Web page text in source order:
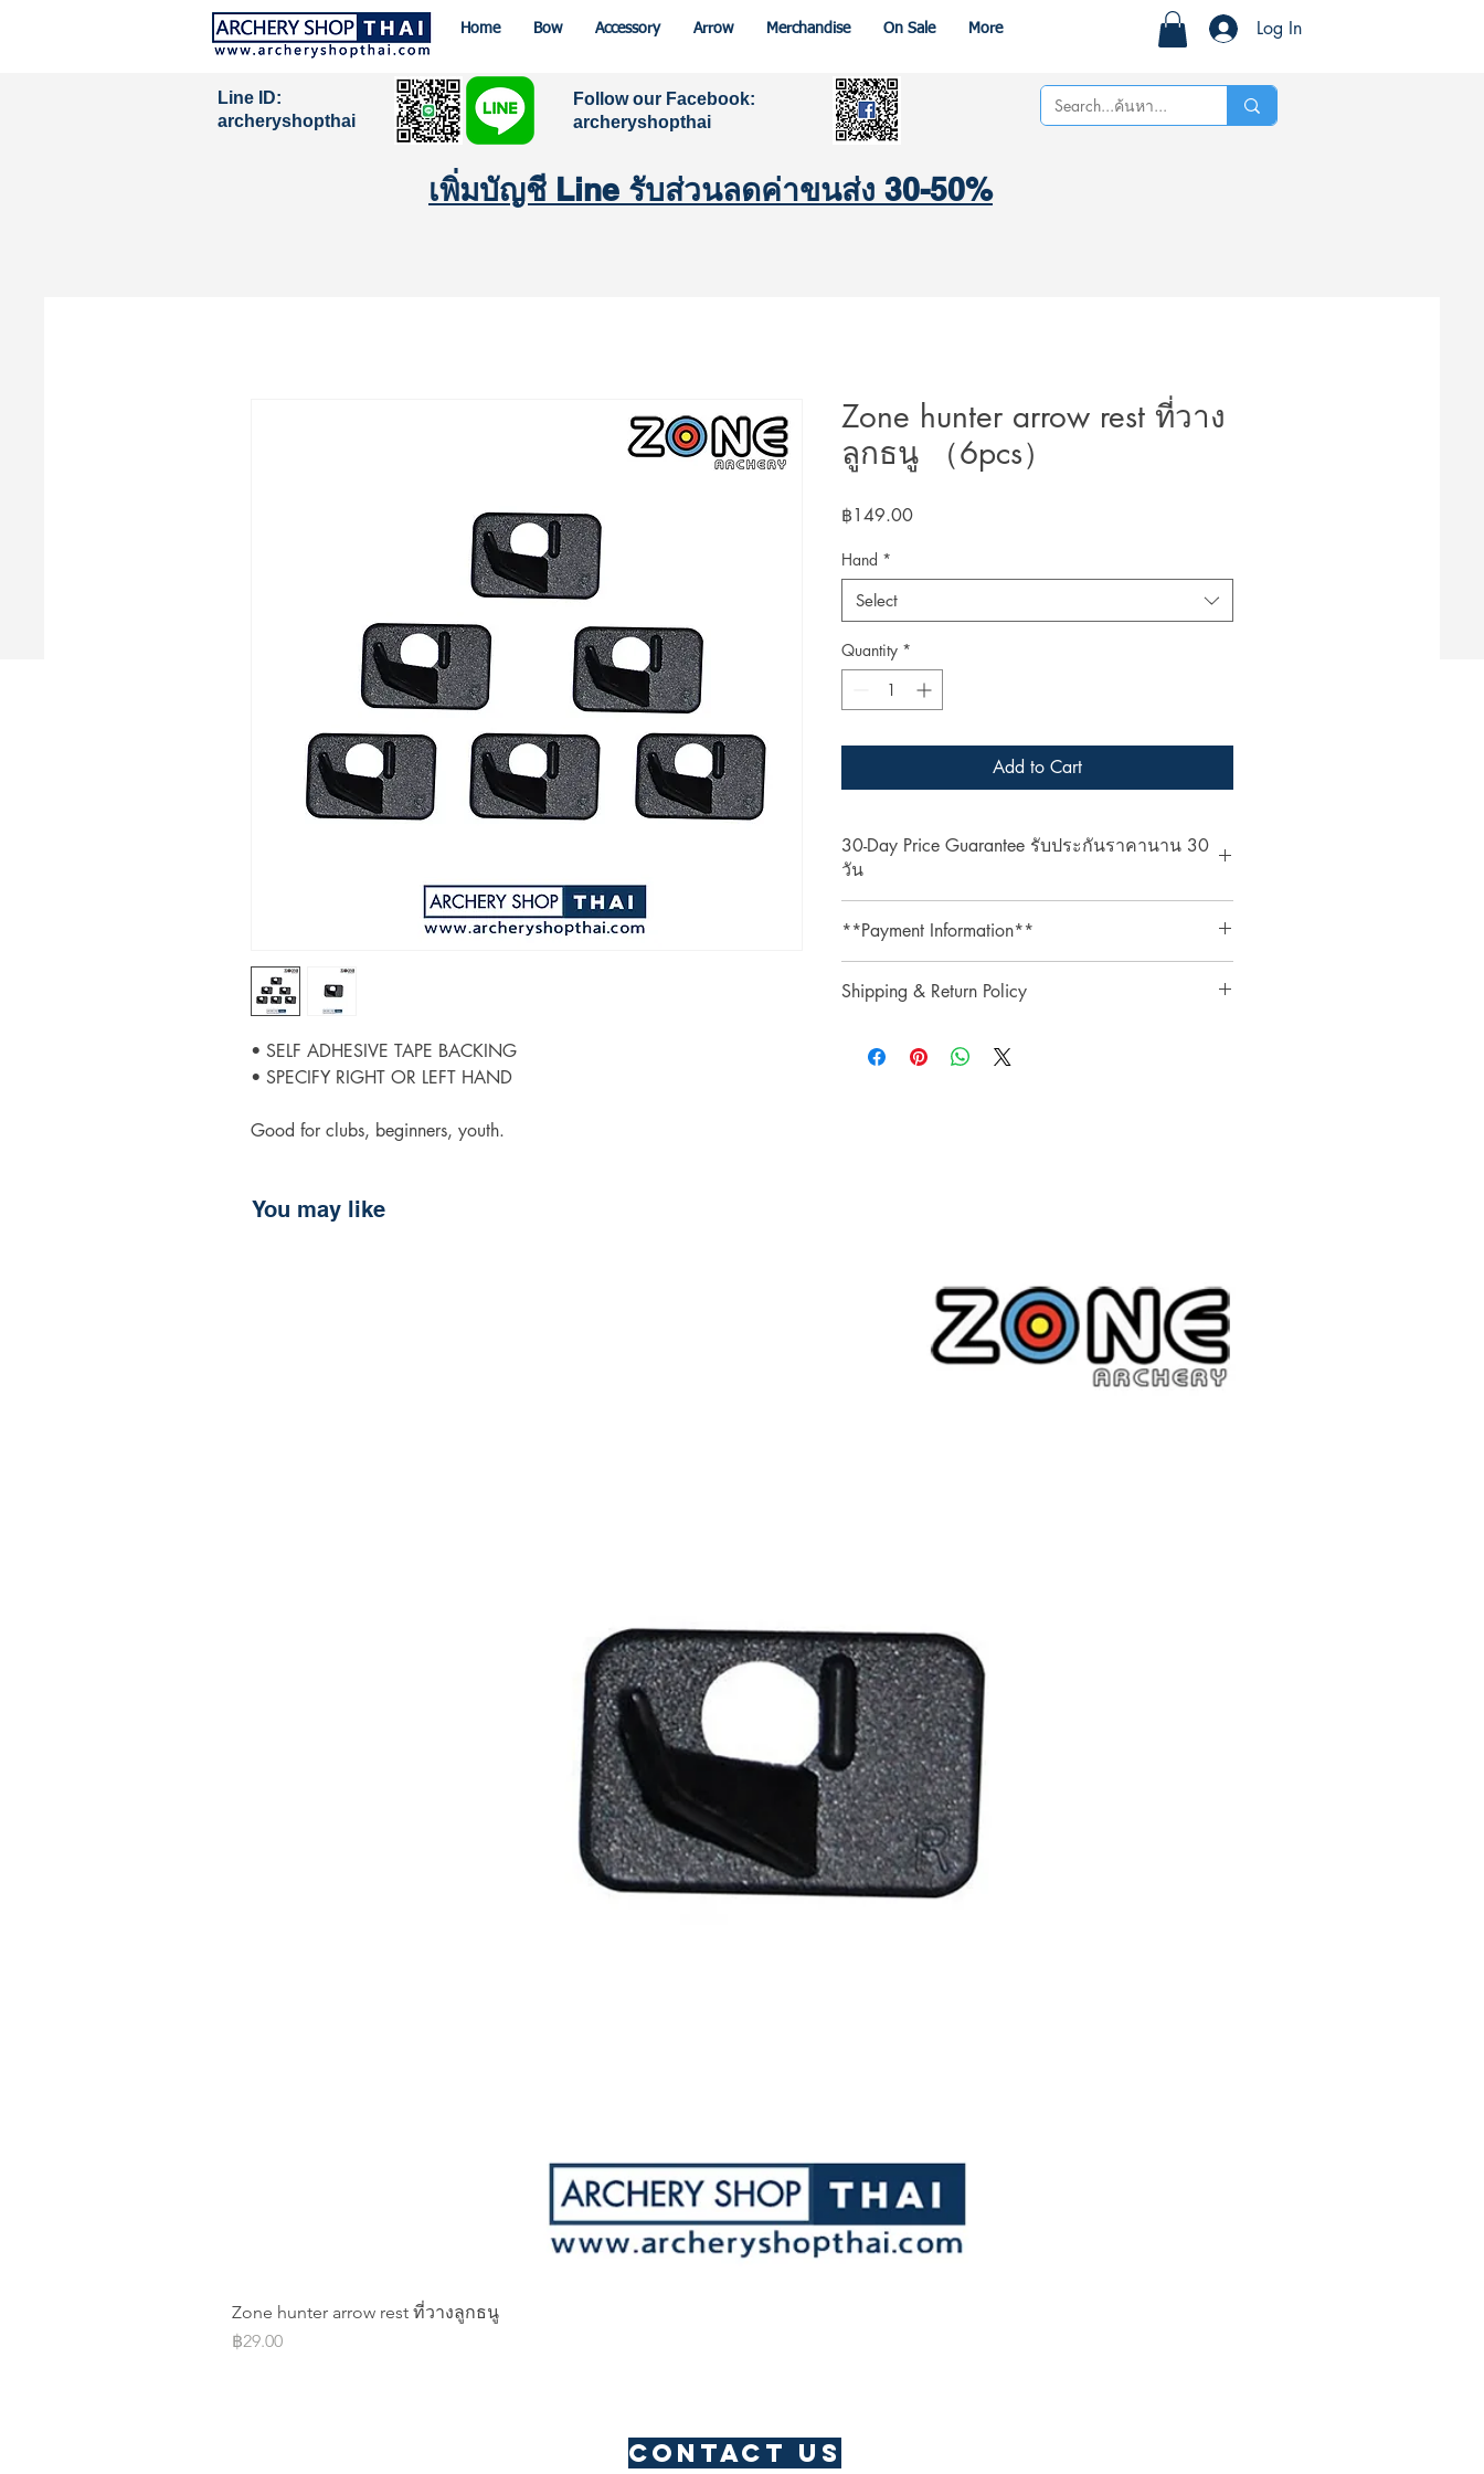
Home Bow Accessory Arrow Merchandise On Sale More Log In
• SELF ADHESIVE TAPE BACKING
• SPECIFY RIGHT OR LEFT HAND
Good for clubs, beginners, youth.
Zone hunter arrow rest ที่วาง
ลูกธนู （6pcs）
฿149.00Price
Hand *
Select
Quantity *
Add to Cart
30-Day Price Guarantee รับประกันราคานาน 30
วัน
lower price on our website within 30 days of your
purchase, simply present your payment receipt, and we'll
refund the difference.
ช้อปที่ ArcheryShopThai อย่างมั่นใจ! หากพบว่าราคาสินค้า
**Payment Information**
processing fee.**
Shipping & Return Policy
การจัดส่งและการคืนสินค้า
You may like
Zone hunter arrow rest ที่วางลูกธนู
Price
฿29.00
Line ID:
archeryshopthai
Follow our Facebook:
archeryshopthai
เพิ่มบัญชี Line รับส่วนลดค่าขนส่ง 30-50%
Contact us